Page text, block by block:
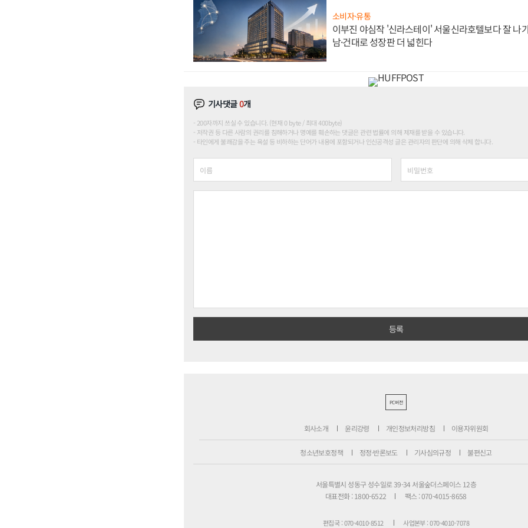
소비자·유통
이부진 야심작 '신라스테이' 서울신라호텔보다 잘 나
남·건대로 성장판 더 넓힌다
기사댓글0개
200자까지 쓰실 수 있습니다. (현재 0 byte / 최대 400byte)
저작권 등 다른 사람의 권리를 침해하거나 명예를 훼손하는 댓글은 관련 법률에 의해 제재를 받을 수 있습니다.
타인에게 불쾌감을 주는 욕설 등 비하하는 단어가 내용에 포함되거나 인신공격성 글은 관리자의 판단에 의해 삭제 합니다.
PC버전
회사소개 윤리강령 개인정보처리방침 이용자위원회
청소년보호정책 정정·반론보도 기사심의규정 불편신고
서울특별시 성동구 성수일로 39-34 서울숲더스페이스 12층
대표전화 : 1800-6522
팩스 : 070-4015-8658
편집국 : 070-4010-8512 사업본부 : 070-4010-7078